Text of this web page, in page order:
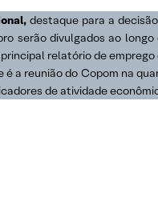
destaque para a
serão divulgados ao
relatório de
é a reunião do Copom na
de atividade